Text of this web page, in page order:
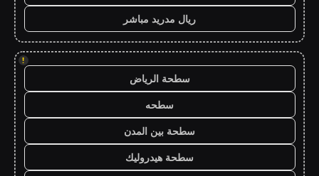
ريال مدريد مباشر
!
سطحة الرياض
سطحه
سطحة بين المدن
سطحة هيدروليك